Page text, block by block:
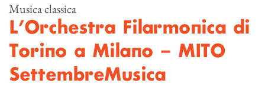
Musica classica
L’Orchestra Filarmonica di
Torino a Milano – MITO
SettembreMusica